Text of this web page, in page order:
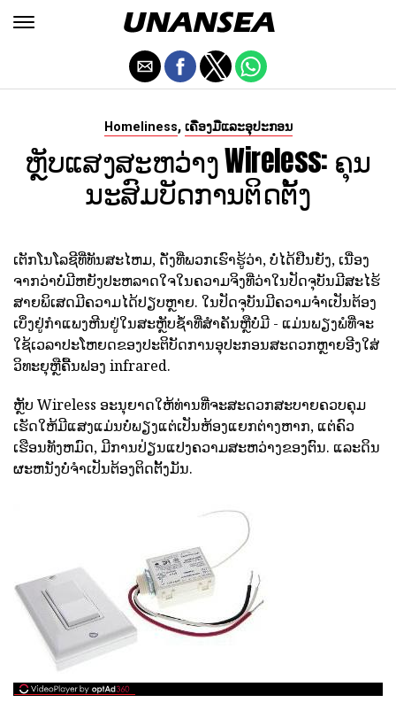
Homeliness, ເຄື່ອງມືແລະອຸປະກອນ
ຫຼັບແສງສະຫວ່າງ Wireless: ຄຸນ
ນະສົມບັດການຕິດຕັ້ງ
ເຕັກໂນໂລຊີທີ່ທັນສະໄຫມ, ດັ່ງທີ່ພວກເຮົາຮູ້ວ່າ, ບໍ່ໄດ້ຢືນຍັງ, ເນື່ອງ
ຈາກວ່າບໍ່ມີຫຍັງປະຫລາດໃຈໃນຄວາມຈິງທີ່ວ່າໃນປັດຈຸບັນມີສະໄຮ້
ສາຍພິເສດມີຄວາມໄດ້ປຽບຫຼາຍ. ໃນປັດຈຸບັນມີຄວາມຈໍາເປັນຕ້ອງ
ເບິ່ງຢູ່ກໍາແພງຫີນຢູ່ໃນສະຫຼັບຊ້ໍາທີ່ສໍາຄັນຫຼືບໍ່ມີ - ແມ່ນພຽງພໍທີ່ຈະ
ໃຊ້ເວລາປະໂຫຍດຂອງປະຕິບັດການອຸປະກອນສະດວກຫຼາຍອີງໃສ່
ວິທະຍຸຫຼືຄື້ນຟອງ infrared.
ຫຼັບ Wireless ອະນຸຍາດໃຫ້ທ່ານທີ່ຈະສະດວກສະບາຍຄວບຄຸມ
ເຮັດໃຫ້ມີແສງແມ່ນບໍ່ພຽງແຕ່ເປັນຫ້ອງແຍກຕ່າງຫາກ, ແຕ່ຄົວ
ເຮືອນທັງຫມົດ, ມີການປ່ຽນແປງຄວາມສະຫວ່າງຂອງຕົນ. ແລະດິນ
ຜະຫນັງບໍ່ຈໍາເປັນຕ້ອງຕິດຕັ້ງມັນ.